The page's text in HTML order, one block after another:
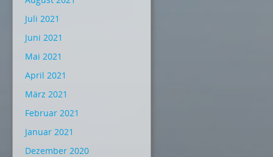
Juli 2021
Juni 2021
Mai 2021
April 2021
März 2021
Februar 2021
Januar 2021
Dezember 2020